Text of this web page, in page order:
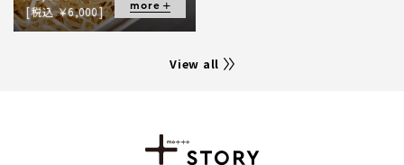
[税込 ￥6,000] more
View all